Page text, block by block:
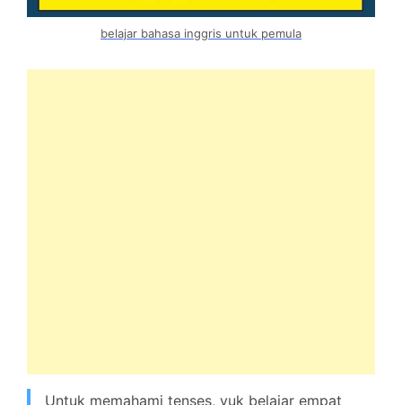
belajar bahasa inggris untuk pemula
Untuk memahami tenses, yuk belajar empat